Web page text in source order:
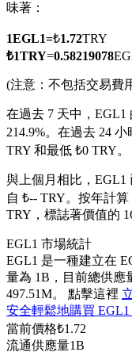
TradFi
美股、外匯、貴
USDC永續
味著：
1EGL1=₺1.72TRY
₺1TRY=0.58219078
(注意：不包括交易費
在過去 7 天中，
214.9%。 在過去 24 小
TRY 和最低 ₺0 TRY。
與上個月相比，EGL1
自 ₺-- TRY。 按年計算
TRY，標誌著價值的
EGL1 市場統計
EGL1 是一種建立在
量為 1B，目前總供應
497.51M。 點擊這裡
安全輕鬆地購買 EGL1
當前價格₺1.72
流通供應量1B